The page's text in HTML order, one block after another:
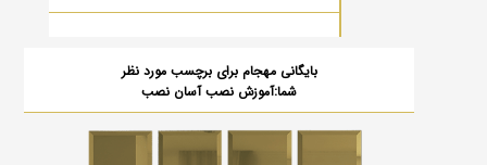
بایگانی مهجام برای برچسب مورد نظر
شما:آموزش نصب آسان نصب